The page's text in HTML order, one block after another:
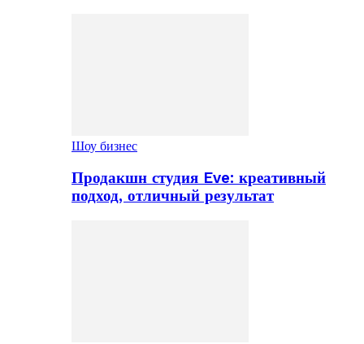
Шоу бизнес
Продакшн студия Eve: креативный
подход, отличный результат